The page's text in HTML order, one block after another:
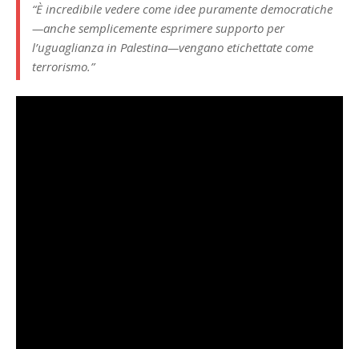
“È incredibile vedere come idee puramente democratiche
—anche semplicemente esprimere supporto per
l’uguaglianza in Palestina—vengano etichettate come
terrorismo.”